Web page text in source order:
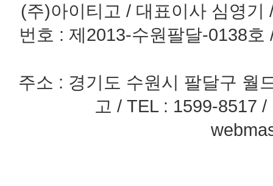
(주)아이티고 / 대표이사 심영
번호 : 제2013-수원팔달-0138
주소 : 경기도 수원시 팔달구 월
고 / TEL : 1599-8517